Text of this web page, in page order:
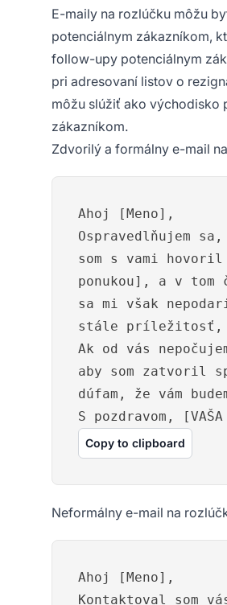
E-maily na rozlúčku môžu
potenciálnym zákazníkom,
follow-upy potenciálnym
pri adresovaní listov o
môžu slúžiť ako východisko
zákazníkom.
Zdvorilý a formálny e-mail
Ahoj [Meno],
Ospravedlňujem
som s vami hovoril
ponukou], a v tom
sa mi však
stále príležitosť,
Ak od vás
aby som zatvoril
dúfam, že vám
S pozdravom, [VAŠA
Copy to clipboard
Neformálny e-mail na
Ahoj [Meno],
Kontaktoval som